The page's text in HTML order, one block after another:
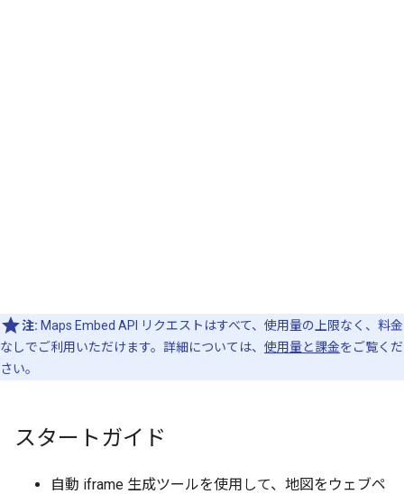
注: Maps Embed API リクエストはすべて、使用量の上限なく、料金
なしでご利用いただけます。詳細については、 使用量と課金をご覧くだ
さい。
スタートガイド
自動 iframe 生成ツールを使用して、地図をウェブペ